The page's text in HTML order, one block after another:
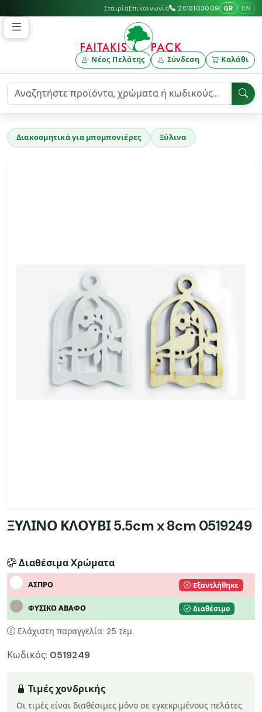
ΕταιρίαΕπικοινωνία 2818103009 GR EN
Νέος Πελάτης Σύνδεση Καλάθι
Διακοσμητικά για μπομπονιέρες Ξύλινα
ΞΥΛΙΝΟ ΚΛΟΥΒΙ 5.5cm x 8cm 0519249
Διαθέσιμα Χρώματα
ΑΣΠΡΟ Eξαντλήθηκε
ΦΥΣΙΚΟ ΑΒΑΦΟ Διαθέσιμο
Ελάχιστη παραγγελία: 25 τεμ.
Κωδικός: 0519249
Τιμές χονδρικής
Οι τιμές είναι διαθέσιμες μόνο σε εγκεκριμένους πελάτες.